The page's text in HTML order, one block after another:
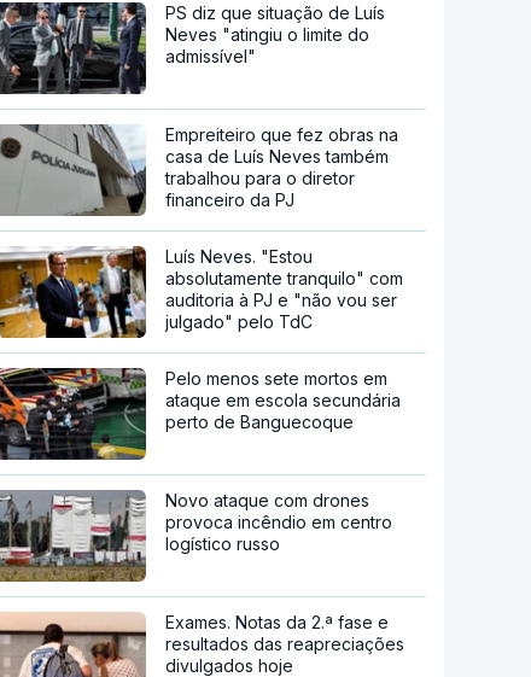
PS diz que situação de Luís
Neves "atingiu o limite do
admissível"
Empreiteiro que fez obras na
casa de Luís Neves também
trabalhou para o diretor
financeiro da PJ
Luís Neves. "Estou
absolutamente tranquilo" com
auditoria à PJ e "não vou ser
julgado" pelo TdC
Pelo menos sete mortos em
ataque em escola secundária
perto de Banguecoque
Novo ataque com drones
provoca incêndio em centro
logístico russo
Exames. Notas da 2.ª fase e
resultados das reapreciações
divulgados hoje